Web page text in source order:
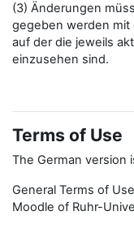
(3) Änderungen
gegeben werden mit
auf der die jeweils
einzusehen sind.
Terms of Use
The German version
General Terms of
Moodle of Ruhr-